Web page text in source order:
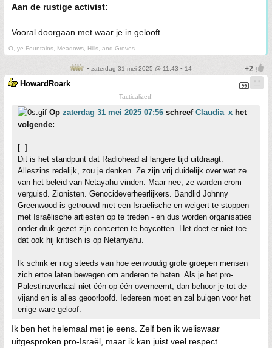
Aan de rustige activist:
Vooral doorgaan met waar je in gelooft.
O, ye Fountains, Meadows, Hills, and Groves
• zaterdag 31 mei 2025 @ 11:43 • 14
HowardRoark
Tacticalized!
Op zaterdag 31 mei 2025 07:56 schreef Claudia_x het
volgende:
[..]
Dit is het standpunt dat Radiohead al langere tijd uitdraagt.
Alleszins redelijk, zou je denken. Ze zijn vrij duidelijk over wat ze
van het beleid van Netayahu vinden. Maar nee, ze worden erom
verguisd. Zionisten. Genocideverheerlijkers. Bandlid Johnny
Greenwood is getrouwd met een Israëlische en weigert te stoppen
met Israëlische artiesten op te treden - en dus worden organisaties
onder druk gezet zijn concerten te boycotten. Het doet er niet toe
dat ook hij kritisch is op Netanyahu.
Ik schrik er nog steeds van hoe eenvoudig grote groepen mensen
zich ertoe laten bewegen om anderen te haten. Als je het pro-
Palestinaverhaal niet één-op-één overneemt, dan behoor je tot de
vijand en is alles geoorloofd. Iedereen moet en zal buigen voor het
enige ware geloof.
Ik ben het helemaal met je eens. Zelf ben ik weliswaar
uitgesproken pro-Israël, maar ik kan juist veel respect